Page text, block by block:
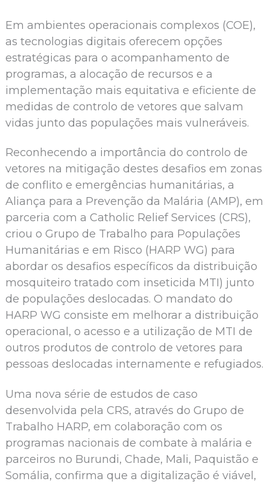
Em ambientes operacionais complexos (COE),
as tecnologias digitais oferecem opções
estratégicas para o acompanhamento de
programas, a alocação de recursos e a
implementação mais equitativa e eficiente de
medidas de controlo de vetores que salvam
vidas junto das populações mais vulneráveis.
Reconhecendo a importância do controlo de
vetores na mitigação destes desafios em zonas
de conflito e emergências humanitárias, a
Aliança para a Prevenção da Malária (AMP), em
parceria com a Catholic Relief Services (CRS),
criou o Grupo de Trabalho para Populações
Humanitárias e em Risco (HARP WG) para
abordar os desafios específicos da distribuição
mosquiteiro tratado com inseticida MTI) junto
de populações deslocadas. O mandato do
HARP WG consiste em melhorar a distribuição
operacional, o acesso e a utilização de MTI de
outros produtos de controlo de vetores para
pessoas deslocadas internamente e refugiados.
Uma nova série de estudos de caso
desenvolvida pela CRS, através do Grupo de
Trabalho HARP, em colaboração com os
programas nacionais de combate à malária e
parceiros no Burundi, Chade, Mali, Paquistão e
Somália, confirma que a digitalização é viável,